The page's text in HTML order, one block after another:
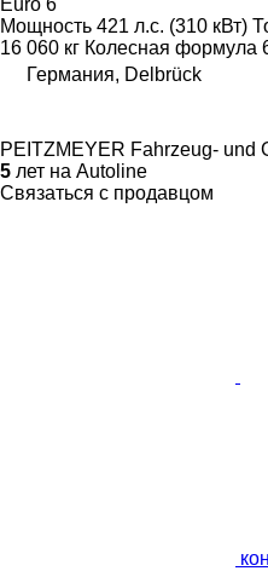
Euro 6
Мощность 421 л.с. (310 кВт)
16 060 кг Колесная формула
Германия, Delbrück
PEITZMEYER Fahrzeug- und
5 лет на Autoline
Связаться с продавцом